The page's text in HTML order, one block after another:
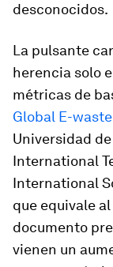
desconocidos.
La pulsante
herencia solo
métricas de
Global E-
Universidad
International
International
que equivale
documento
vienen un